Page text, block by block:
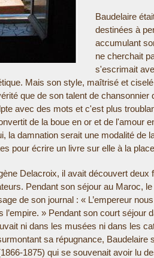
Baudelaire
destinées à
accumulant
ne cherchait
s'escrimait
Mais son style, maîtrisé et
que de son talent de
avec des mots et c'est plus
de la boue en or et de l'amour
la damnation serait une modalité de
pour écrire un livre sur elle à la
Delacroix, il avait découvert
Pendant son séjour au Maroc,
de son journal : « L’empereur
l’empire. » Pendant son court
ni dans les musées ni dans les
sa répugnance,
1875) qui se souvenait avoir lu